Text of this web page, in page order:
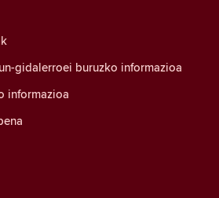
gidalerroei buruzko informazioa
informazioa